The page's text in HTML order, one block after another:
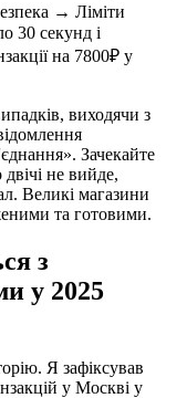
→ Ліміти
30 секунд і
на 7800₽ у
виходячи з
Зачекайте
не вийде,
Великі магазини
та готовими.
з
у 2025
Я зафіксував
у Москві у